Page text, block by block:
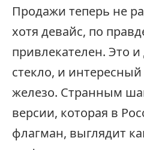
Продажи теперь не
хотя девайс, по
привлекателен. Это
стекло, и
железо. Странным
версии, которая в
флагман, выглядит